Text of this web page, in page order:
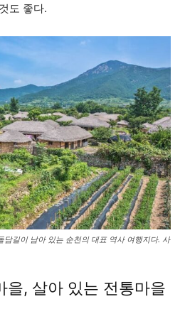
도 좋다.
담길이 남아 있는 순천의 대표 역사 여행지다. 사
을, 살아 있는 전통마을